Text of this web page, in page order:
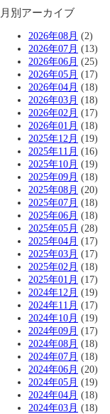
月別アーカイブ
2026年08月 (2)
2026年07月 (13)
2026年06月 (25)
2026年05月 (17)
2026年04月 (18)
2026年03月 (18)
2026年02月 (17)
2026年01月 (18)
2025年12月 (19)
2025年11月 (16)
2025年10月 (19)
2025年09月 (18)
2025年08月 (20)
2025年07月 (18)
2025年06月 (18)
2025年05月 (28)
2025年04月 (17)
2025年03月 (17)
2025年02月 (18)
2025年01月 (17)
2024年12月 (19)
2024年11月 (17)
2024年10月 (19)
2024年09月 (17)
2024年08月 (18)
2024年07月 (18)
2024年06月 (20)
2024年05月 (19)
2024年04月 (18)
2024年03月 (18)